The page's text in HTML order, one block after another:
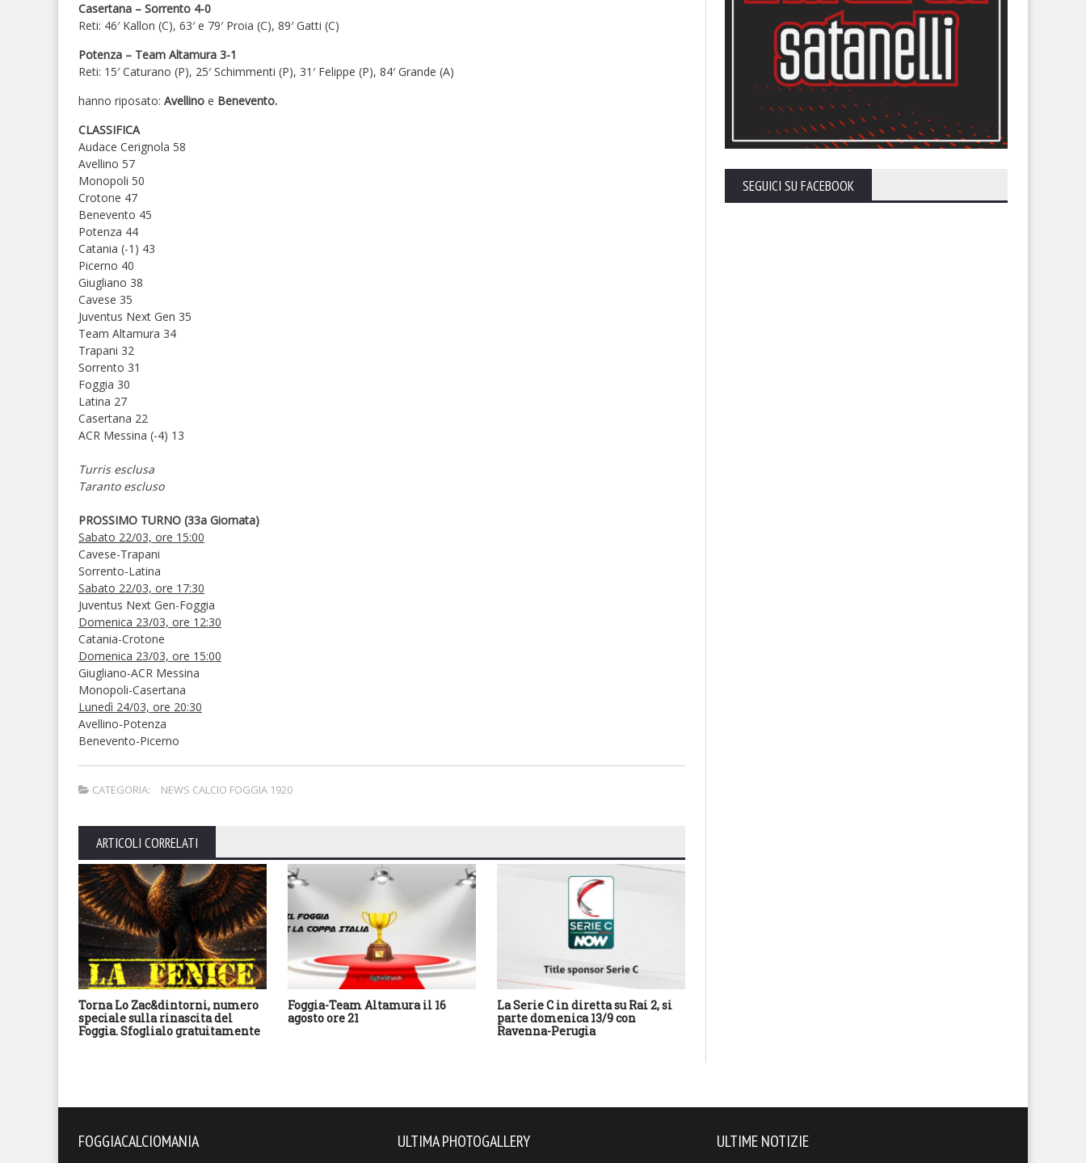
Casertana – Sorrento 4-0
Reti: 46′ Kallon (C), 63′ e 79′ Proia (C), 89′ Gatti (C)
Potenza – Team Altamura 3-1
Reti: 15′ Caturano (P), 25′ Schimmenti (P), 31′ Felippe (P), 84′ Grande (A)
hanno riposato: Avellino e Benevento.
CLASSIFICA
Audace Cerignola 58
Avellino 57
Monopoli 50
Crotone 47
Benevento 45
Potenza 44
Catania (-1) 43
Picerno 40
Giugliano 38
Cavese 35
Juventus Next Gen 35
Team Altamura 34
Trapani 32
Sorrento 31
Foggia 30
Latina 27
Casertana 22
ACR Messina (-4) 13
Turris esclusa
Taranto escluso
PROSSIMO TURNO (33a Giornata)
Sabato 22/03, ore 15:00
Cavese-Trapani
Sorrento-Latina
Sabato 22/03, ore 17:30
Juventus Next Gen-Foggia
Domenica 23/03, ore 12:30
Catania-Crotone
Domenica 23/03, ore 15:00
Giugliano-ACR Messina
Monopoli-Casertana
Lunedì 24/03, ore 20:30
Avellino-Potenza
Benevento-Picerno
CATEGORIA: NEWS CALCIO FOGGIA 1920
ARTICOLI CORRELATI
Torna Lo Zac&dintorni, numero
speciale sulla rinascita del
Foggia. Sfoglialo gratuitamente
Foggia-Team Altamura il 16
agosto ore 21
La Serie C in diretta su Rai 2, si
parte domenica 13/9 con
Ravenna-Perugia
SEGUICI SU FACEBOOK
FOGGIACALCIOMANIA ULTIMA PHOTOGALLERY ULTIME NOTIZIE